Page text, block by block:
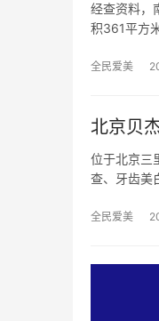
经查资料，
积361平方
全民爱美
北京贝
位于北京三
查、牙齿美
全民爱美